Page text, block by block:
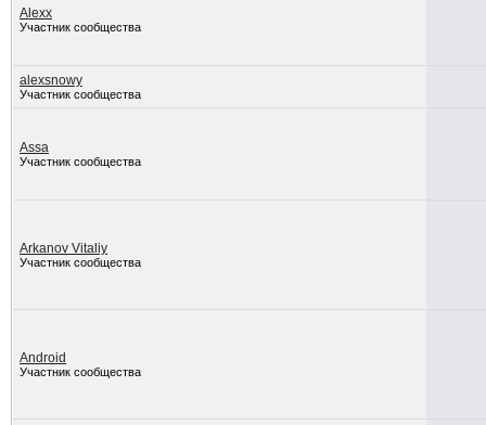
Alexx
Участник сообщества
alexsnowy
Участник сообщества
Assa
Участник сообщества
Arkanov Vitaliy
Участник сообщества
Android
Участник сообщества